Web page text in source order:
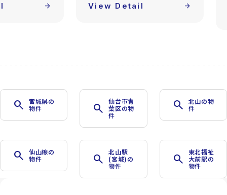
arrow_forward
search
宮城県の
物件
search
仙台市青
葉区の物
件
search
北山の物
件
search
仙山線の
物件
search
北山駅
(宮城)の
物件
search
東北福祉
大前駅の
物件